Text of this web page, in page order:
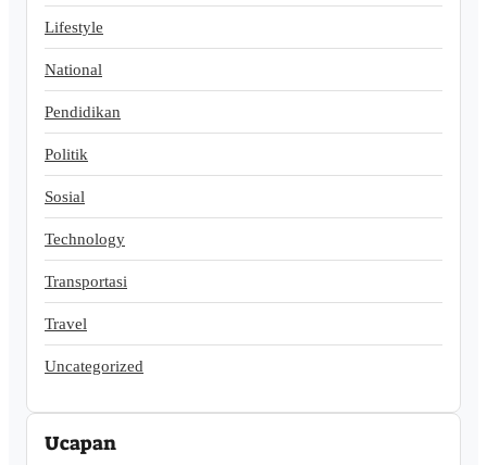
Lifestyle
National
Pendidikan
Politik
Sosial
Technology
Transportasi
Travel
Uncategorized
Ucapan